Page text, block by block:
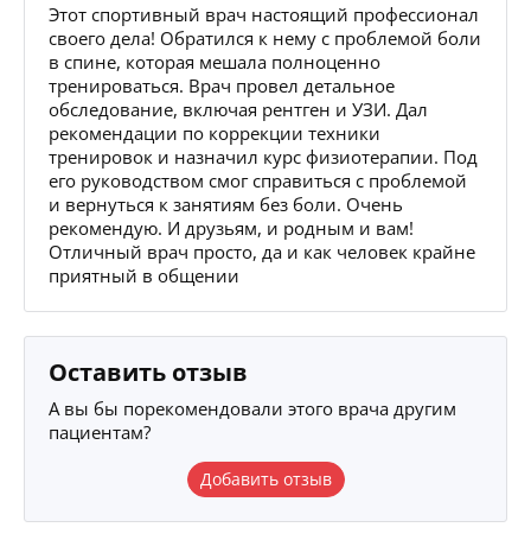
Этот спортивный врач настоящий профессионал
своего дела! Обратился к нему с проблемой боли
в спине, которая мешала полноценно
тренироваться. Врач провел детальное
обследование, включая рентген и УЗИ. Дал
рекомендации по коррекции техники
тренировок и назначил курс физиотерапии. Под
его руководством смог справиться с проблемой
и вернуться к занятиям без боли. Очень
рекомендую. И друзьям, и родным и вам!
Отличный врач просто, да и как человек крайне
приятный в общении
Оставить отзыв
А вы бы порекомендовали этого врача другим
пациентам?
Добавить отзыв